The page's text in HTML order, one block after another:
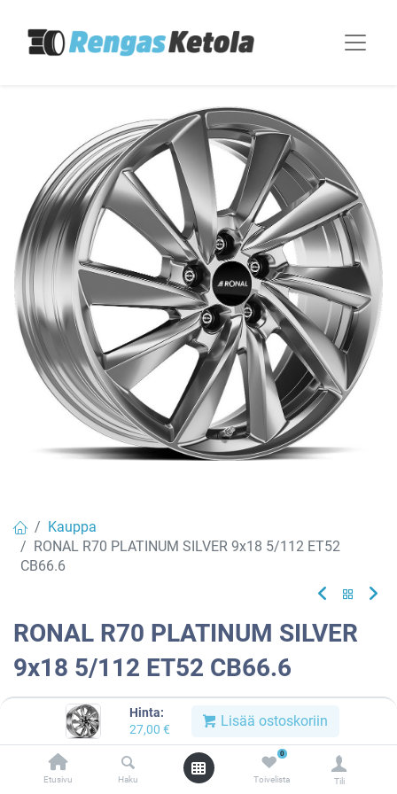
Hinta:
27,00 € Lisää ostoskoriin
Etusivu Haku
0
Toivelista Tili
Kauppa
RONAL R70 PLATINUM SILVER 9x18 5/112 ET52
CB66.6
RONAL R70 PLATINUM SILVER
9x18 5/112 ET52 CB66.6
EAN:4053881262247 Tuotekoodi:913414
Tällä tuotteella ei ole kelvollista yhdistelmää.